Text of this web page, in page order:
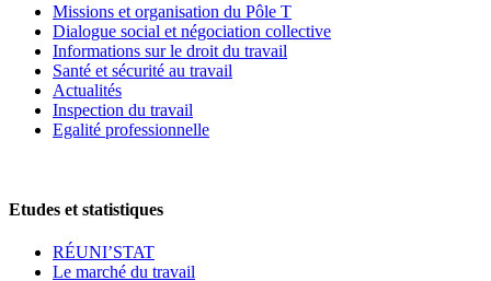
Missions et organisation du Pôle T
Dialogue social et négociation collective
Informations sur le droit du travail
Santé et sécurité au travail
Actualités
Inspection du travail
Egalité professionnelle
Etudes et statistiques
RÉUNI’STAT
Le marché du travail